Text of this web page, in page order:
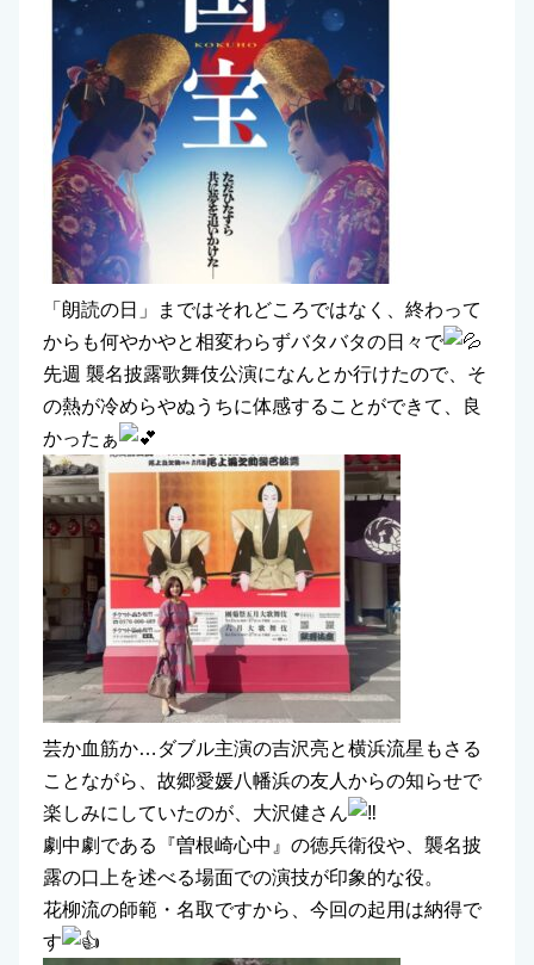
「朗読の日」まではそれどころではなく、終わって
からも何やかやと相変わらずバタバタの日々で
先週 襲名披露歌舞伎公演になんとか行けたので、そ
の熱が冷めらやぬうちに体感することができて、良
かったぁ
芸か血筋か…ダブル主演の吉沢亮と横浜流星もさる
ことながら、故郷愛媛八幡浜の友人からの知らせで
楽しみにしていたのが、大沢健さん
劇中劇である『曽根崎心中』の徳兵衛役や、襲名披
露の口上を述べる場面での演技が印象的な役。
花柳流の師範・名取ですから、今回の起用は納得で
す